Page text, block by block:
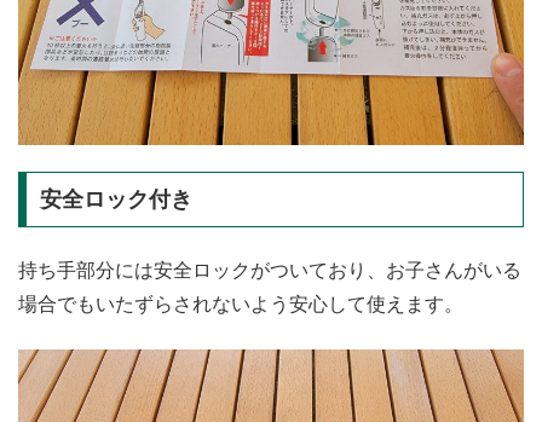
安全ロック付き
持ち手部分には安全ロックがついており、お子さんがいる
場合でもいたずらされないよう安心して使えます。